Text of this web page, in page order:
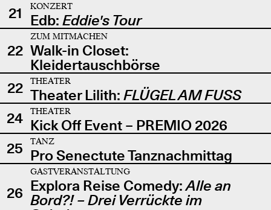
21
KONZERT
Edb: Eddie's Tour
22
ZUM MITMACHEN
Walk-in Closet:
Kleidertauschbörse
22
THEATER
Theater Lilith: FLÜGEL AM FUSS
24
THEATER
Kick Off Event – PREMIO 2026
25
TANZ
Pro Senectute Tanznachmittag
26
GASTVERANSTALTUNG
Explora Reise Comedy:Alle an
Bord?! – Drei Verrückte im